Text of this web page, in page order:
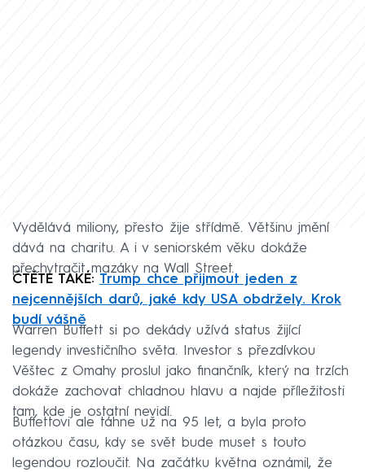
Vydělává miliony, přesto žije střídmě. Většinu jmění
dává na charitu. A i v seniorském věku dokáže
přechytračit mazáky na Wall Street.
ČTĚTE TAKÉ: Trump chce přijmout jeden z
nejcennějších darů, jaké kdy USA obdržely. Krok
budí vášně
Warren Buffett si po dekády užívá status žijící
legendy investičního světa. Investor s přezdívkou
Věštec z Omahy proslul jako finančník, který na trzích
dokáže zachovat chladnou hlavu a najde příležitosti
tam, kde je ostatní nevidí.
Buffettovi ale táhne už na 95 let, a byla proto
otázkou času, kdy se svět bude muset s touto
legendou rozloučit. Na začátku května oznámil, že